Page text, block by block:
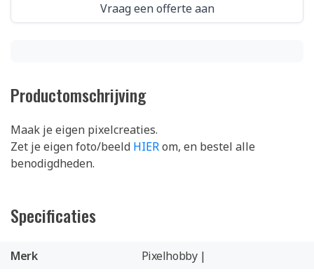
Vraag een offerte aan
Productomschrijving
Maak je eigen pixelcreaties.
Zet je eigen foto/beeld HIERom, en bestel alle
benodigdheden.
Specificaties
Merk Pixelhobby |